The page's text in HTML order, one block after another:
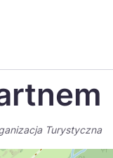
Turystyczna